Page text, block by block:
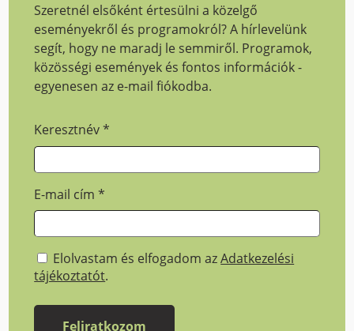
Szeretnél elsőként értesülni a közelgő
eseményekről és programokról? A hírlevelünk
segít, hogy ne maradj le semmiről. Programok,
közösségi események és fontos információk -
egyenesen az e-mail fiókodba.
Keresztnév*
E-mail cím*
Elolvastam és elfogadom azAdatkezelési
tájékoztatót.